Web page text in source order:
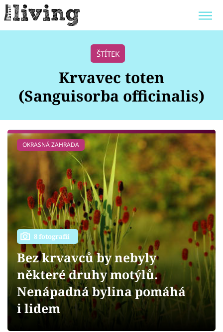
POKOJOVÉ KVĚTINY
ZAHRADA
Bydlení
Zahrada
Design
Sledujte prima+
Přihlášení
Sledujte nás
ŠTÍTEK
Krvavec toten
(Sanguisorba officinalis)
OKRASNÁ ZAHRADA
8 fotografií
Bez krvavců by nebyly
některé druhy motýlů.
Nenápadná bylina pomáhá
i lidem